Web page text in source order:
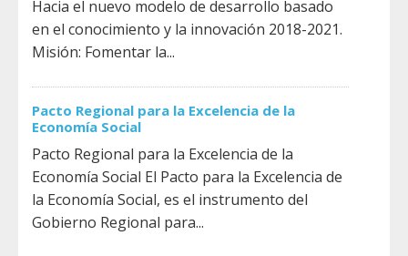
Hacia el nuevo modelo de desarrollo basado
en el conocimiento y la innovación 2018-2021.
Misión: Fomentar la...
Pacto Regional para la Excelencia de la
Economía Social
Pacto Regional para la Excelencia de la
Economía Social El Pacto para la Excelencia de
la Economía Social, es el instrumento del
Gobierno Regional para...